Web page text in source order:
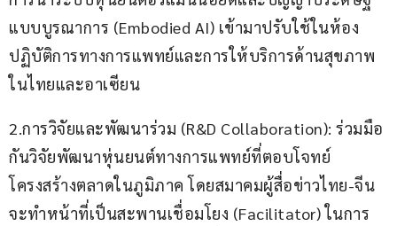
แบบบูรณาการ (Embodied AI) เข้ามาปรับใช้ในห้อง
ปฏิบัติการทางการแพทย์และการให้บริการด้านสุขภาพ
ในไทยและอาเซียน
2.การวิจัยและพัฒนาร่วม (R&D Collaboration): ร่วมมือ
กันวิจัยพัฒนาหุ่นยนต์ทางการแพทย์ที่ตอบโจทย์
โครงสร้างตลาดในภูมิภาค โดยสมาคมผู้สื่อข่าวไทย-จีน
จะทำหน้าที่เป็นสะพานเชื่อมโยง (Facilitator) ในการ